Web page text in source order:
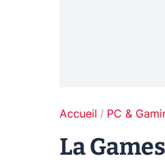
Accueil PC &
La